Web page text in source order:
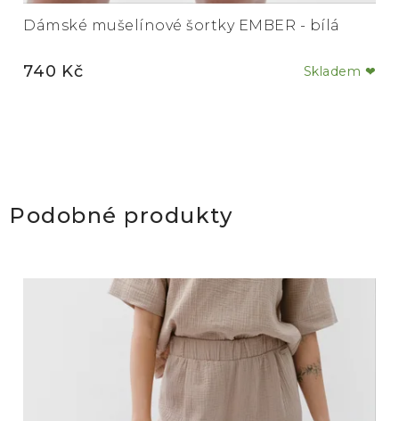
Dámské mušelínové šortky EMBER - bílá
Skladem ❤
740 Kč
Podobné produkty